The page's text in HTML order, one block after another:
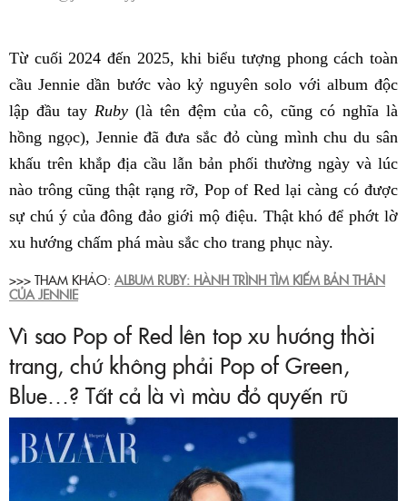
Từ cuối 2024 đến 2025, khi biểu tượng phong cách toàn
cầu Jennie dần bước vào kỷ nguyên solo với album độc
lập đầu tayRuby (là tên đệm của cô, cũng có nghĩa là
hồng ngọc), Jennie đã đưa sắc đỏ cùng mình chu du sân
khấu trên khắp địa cầu lẫn bản phối thường ngày và lúc
nào trông cũng thật rạng rỡ, Pop of Red lại càng có được
sự chú ý của đông đảo giới mộ điệu. Thật khó để phớt lờ
xu hướng chấm phá màu sắc cho trang phục này.
>>> THAM KHẢO: ALBUM RUBY: HÀNH TRÌNH TÌM KIẾM BẢN THÂN
CỦA JENNIE
Vì sao Pop of Red lên top xu hướng thời
trang, chứ không phải Pop of Green,
Blue…? Tất cả là vì màu đỏ quyến rũ